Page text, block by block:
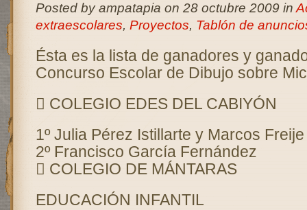
Posted by ampatapia on 28 octubre 2009 in
extraescolares, Proyectos, Tablón de
Ésta es la lista de ganadores y
Concurso Escolar de Dibujo sobre
 COLEGIO EDES DEL CABIYÓN
1º Julia Pérez Istillarte y Marcos
2º Francisco García Fernández
 COLEGIO DE MÁNTARAS
EDUCACIÓN INFANTIL